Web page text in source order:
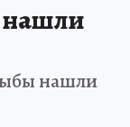
нашли
нашли